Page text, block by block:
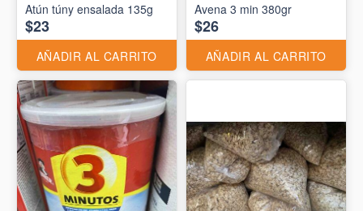
Atún túny ensalada 135g
$23
AÑADIR AL CARRITO
Avena 3 min 380gr
$26
AÑADIR AL CARRITO